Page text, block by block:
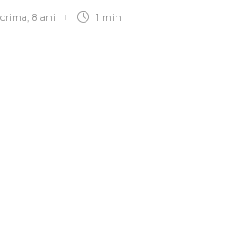
, 8 ani
1 min